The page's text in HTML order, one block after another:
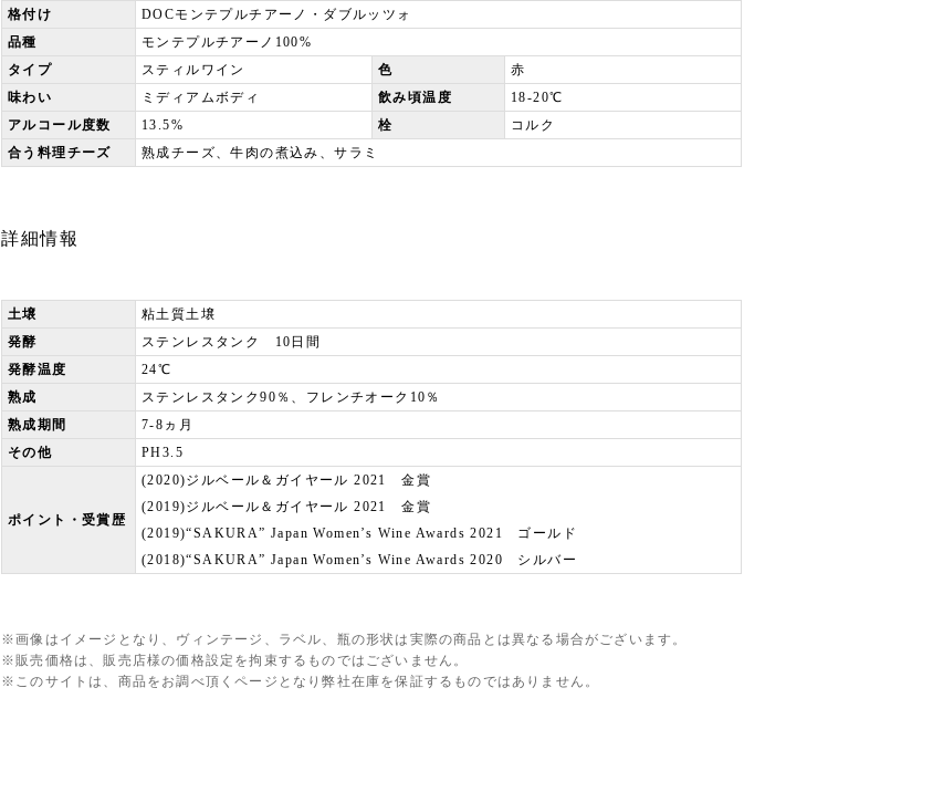
格付け
DOCモンテプルチアーノ・ダブルッツォ
品種
モンテプルチアーノ100%
タイプ
スティルワイン 色
赤
味わい
ミディアムボディ 飲み頃温度
18-20℃
アルコール度数
13.5% 栓
コルク
合う料理チーズ
熟成チーズ、牛肉の煮込み、サラミ
詳細情報
土壌
粘土質土壌
発酵
ステンレスタンク 10日間
発酵温度
24℃
熟成
ステンレスタンク90％、フレンチオーク10％
熟成期間
7-8ヵ月
その他
PH3.5
ポイント・受賞歴
(2020)ジルベール＆ガイヤール 2021 金賞
(2019)ジルベール＆ガイヤール 2021 金賞
(2019)“SAKURA” Japan Women’s Wine Awards 2021 ゴールド
(2018)“SAKURA” Japan Women’s Wine Awards 2020 シルバー
※画像はイメージとなり、ヴィンテージ、ラベル、瓶の形状は実際の商品とは異なる場合がございます。
※販売価格は、販売店様の価格設定を拘束するものではございません。
※このサイトは、商品をお調べ頂くページとなり弊社在庫を保証するものではありません。